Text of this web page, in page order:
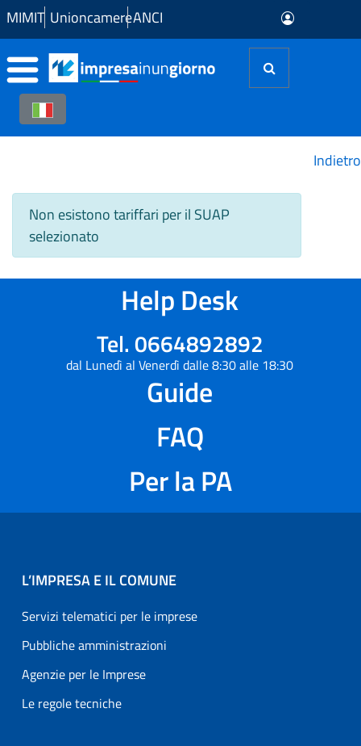
Skip to Main Content
MIMIT UnioncamereANCI
Non esistono tariffari per il SUAP
selezionato
Indietro
Help Desk
Tel. 0664892892
dal Lunedì al Venerdì dalle 8:30 alle 18:30
Guide
FAQ
Per la PA
L’IMPRESA E IL COMUNE
Servizi telematici per le imprese
Pubbliche amministrazioni
Agenzie per le Imprese
Le regole tecniche